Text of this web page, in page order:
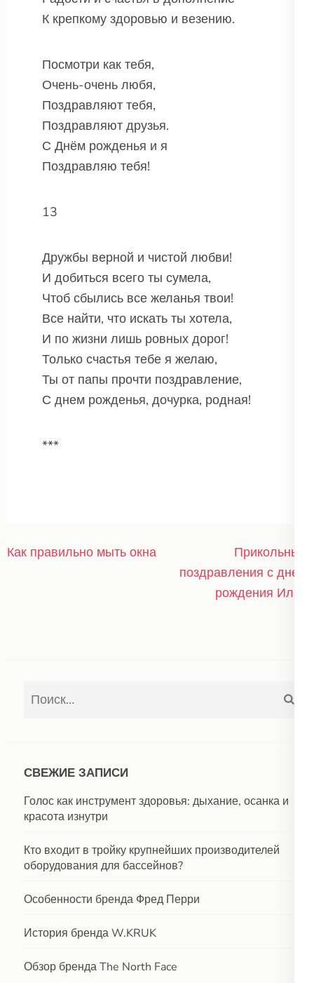
К крепкому здоровью и везению.
Посмотри как тебя,
Очень-очень любя,
Поздравляют тебя,
Поздравляют друзья.
С Днём рожденья и я
Поздравляю тебя!
13
Дружбы верной и чистой любви!
И добиться всего ты сумела,
Чтоб сбылись все желанья твои!
Все найти, что искать ты хотела,
И по жизни лишь ровных дорог!
Только счастья тебе я желаю,
Ты от папы прочти поздравление,
С днем рожденья, дочурка, родная!
***
Навигация
Как правильно мыть окна
Прикольные
поздравления с днем
рождения Илья
СВЕЖИЕ ЗАПИСИ
Голос как инструмент здоровья: дыхание, осанка и
красота изнутри
Кто входит в тройку крупнейших производителей
оборудования для бассейнов?
Особенности бренда Фред Перри
История бренда W.KRUK
Обзор бренда The North Face